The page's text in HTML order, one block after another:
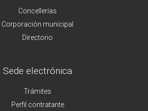
Concellerías
Corporación municipal
Directorio
Sede electrónica
Trámites
Perfil contratante